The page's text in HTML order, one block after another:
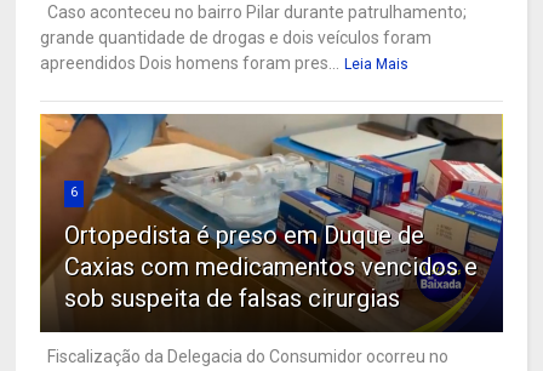
Caso aconteceu no bairro Pilar durante patrulhamento;
grande quantidade de drogas e dois veículos foram
apreendidos Dois homens foram pres... Leia Mais
6
Ortopedista é preso em Duque de
Caxias com medicamentos vencidos e
sob suspeita de falsas cirurgias
Fiscalização da Delegacia do Consumidor ocorreu no